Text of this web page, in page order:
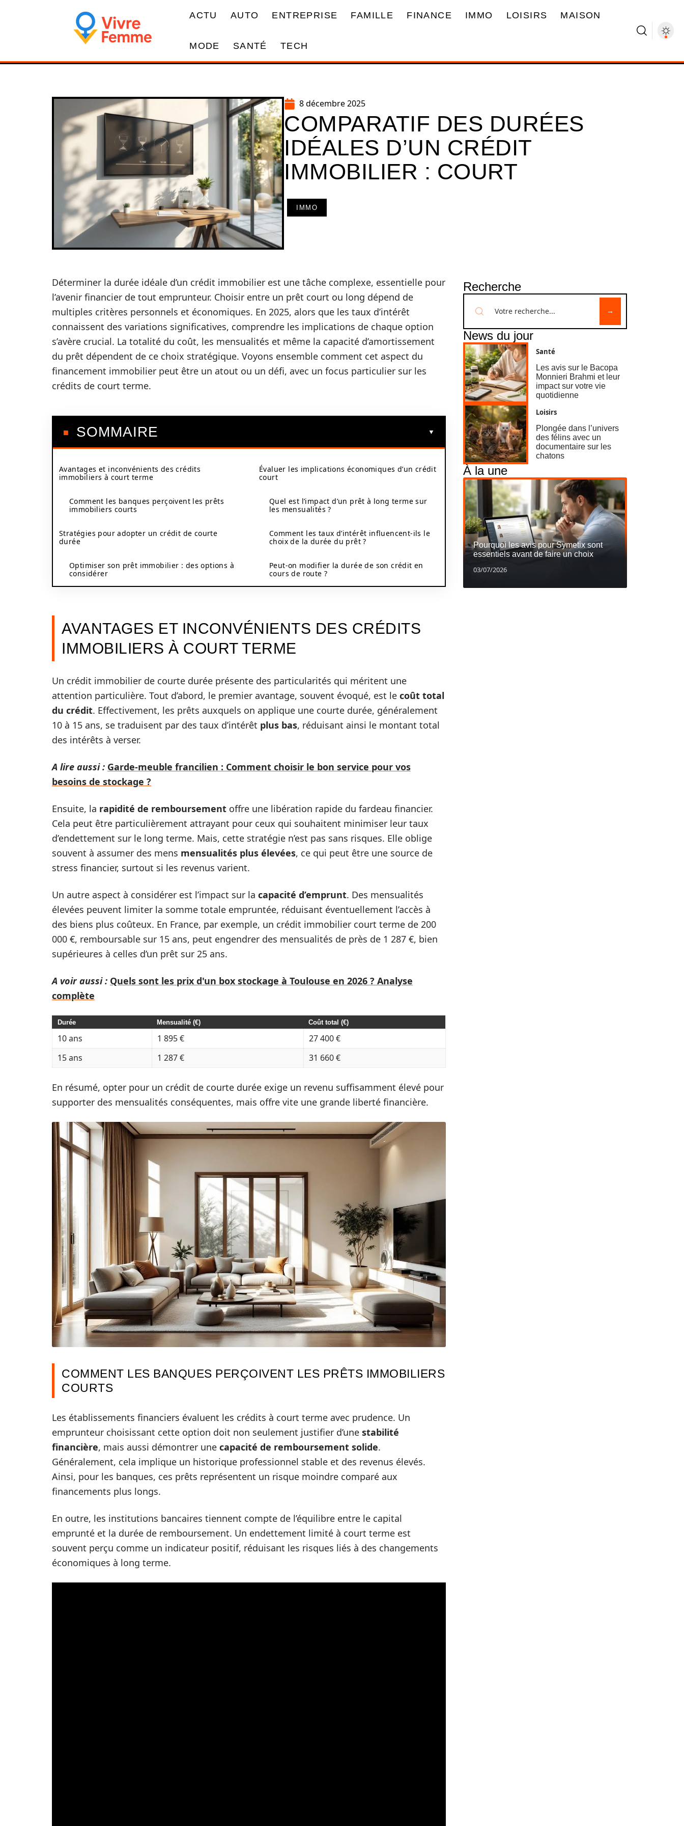
ACTU AUTO ENTREPRISE FAMILLE FINANCE IMMO LOISIRS MAISON
MODE SANTÉ TECH
8 décembre 2025
COMPARATIF DES DURÉES
IDÉALES D’UN CRÉDIT
IMMOBILIER : COURT
IMMO
Déterminer la durée idéale d’un crédit immobilier est une tâche complexe, essentielle pour
l’avenir financier de tout emprunteur. Choisir entre un prêt court ou long dépend de
multiples critères personnels et économiques. En 2025, alors que les taux d’intérêt
connaissent des variations significatives, comprendre les implications de chaque option
s’avère crucial. La totalité du coût, les mensualités et même la capacité d’amortissement
du prêt dépendent de ce choix stratégique. Voyons ensemble comment cet aspect du
financement immobilier peut être un atout ou un défi, avec un focus particulier sur les
crédits de court terme.
SOMMAIRE
Avantages et inconvénients des crédits
immobiliers à court terme
Comment les banques perçoivent les prêts
immobiliers courts
Stratégies pour adopter un crédit de courte
durée
Optimiser son prêt immobilier : des options à
considérer
Évaluer les implications économiques d’un crédit
court
Quel est l’impact d’un prêt à long terme sur
les mensualités ?
Comment les taux d’intérêt influencent-ils le
choix de la durée du prêt ?
Peut-on modifier la durée de son crédit en
cours de route ?
AVANTAGES ET INCONVÉNIENTS DES CRÉDITS
IMMOBILIERS À COURT TERME
Un crédit immobilier de courte durée présente des particularités qui méritent une
attention particulière. Tout d’abord, le premier avantage, souvent évoqué, est le coût total
du crédit. Effectivement, les prêts auxquels on applique une courte durée, généralement
10 à 15 ans, se traduisent par des taux d’intérêt plus bas, réduisant ainsi le montant total
des intérêts à verser.
A lire aussi : Garde-meuble francilien : Comment choisir le bon service pour vos
besoins de stockage ?
Ensuite, la rapidité de remboursement offre une libération rapide du fardeau financier.
Cela peut être particulièrement attrayant pour ceux qui souhaitent minimiser leur taux
d’endettement sur le long terme. Mais, cette stratégie n’est pas sans risques. Elle oblige
souvent à assumer des mens mensualités plus élevées, ce qui peut être une source de
stress financier, surtout si les revenus varient.
Un autre aspect à considérer est l’impact sur la capacité d’emprunt. Des mensualités
élevées peuvent limiter la somme totale empruntée, réduisant éventuellement l’accès à
des biens plus coûteux. En France, par exemple, un crédit immobilier court terme de 200
000 €, remboursable sur 15 ans, peut engendrer des mensualités de près de 1 287 €, bien
supérieures à celles d’un prêt sur 25 ans.
A voir aussi : Quels sont les prix d'un box stockage à Toulouse en 2026 ? Analyse
complète
Durée Mensualité (€) Coût total (€)
10 ans 1 895 €
27 400 €
15 ans
1 287 € 31 660 €
En résumé, opter pour un crédit de courte durée exige un revenu suffisamment élevé pour
supporter des mensualités conséquentes, mais offre vite une grande liberté financière.
COMMENT LES BANQUES PERÇOIVENT LES PRÊTS IMMOBILIERS
COURTS
Les établissements financiers évaluent les crédits à court terme avec prudence. Un
emprunteur choisissant cette option doit non seulement justifier d’une stabilité
financière, mais aussi démontrer une capacité de remboursement solide.
Généralement, cela implique un historique professionnel stable et des revenus élevés.
Ainsi, pour les banques, ces prêts représentent un risque moindre comparé aux
financements plus longs.
En outre, les institutions bancaires tiennent compte de l’équilibre entre le capital
emprunté et la durée de remboursement. Un endettement limité à court terme est
souvent perçu comme un indicateur positif, réduisant les risques liés à des changements
économiques à long terme.
Recherche
News du jour
Santé
Les avis sur le Bacopa
Monnieri Brahmi et leur
impact sur votre vie
quotidienne
Loisirs
Plongée dans l’univers
des félins avec un
documentaire sur les
chatons
À la une
Pourquoi les avis pour Symetix sont
essentiels avant de faire un choix
03/07/2026